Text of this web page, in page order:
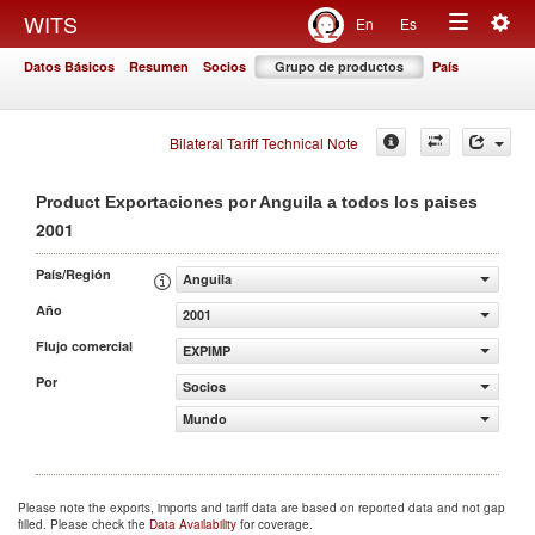
WITS En Es
Toggle
Datos Básicos Resumen Socios Grupo de productos País
Bilateral Tariff Technical Note
Product Exportaciones por Anguila a todos los paises
2001
País/Región
Anguila
Año
2001
Flujo comercial
EXPIMP
Por
Socios
Mundo
Please note the exports, imports and tariff data are based on reported data and not gap
filled. Please check the Data Availability for coverage.